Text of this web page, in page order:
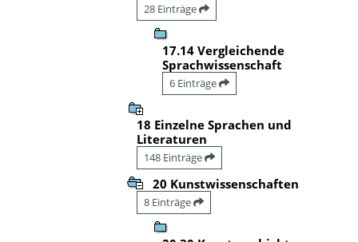
28 Einträge
17.14 Vergleichende
Sprachwissenschaft
6 Einträge
18 Einzelne Sprachen und
Literaturen
148 Einträge
20 Kunstwissenschaften
8 Einträge